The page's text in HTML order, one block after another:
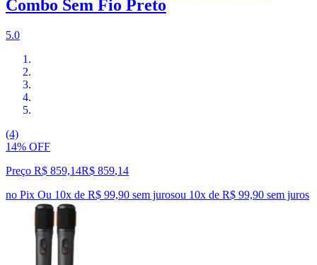
Combo Sem Fio Preto
5.0
(4)
14% OFF
Preço R$ 859,14R$ 859,14
no Pix Ou 10x de R$ 99,90 sem jurosou 10x de R$ 99,90 sem juros